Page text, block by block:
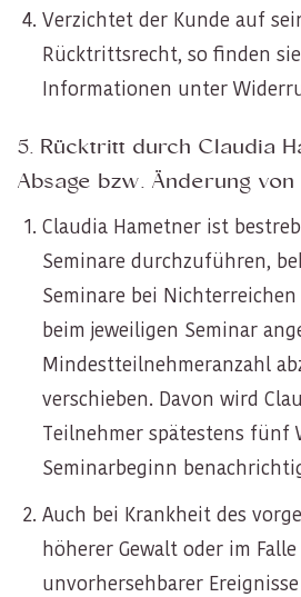
Verzichtet der Kunde auf
Rücktrittsrecht, so finden
Informationen unter
5. Rücktritt durch Claudia
Absage bzw. Änderung
Claudia Hametner ist
Seminare durchzuführen,
Seminare bei
beim jeweiligen Seminar
Mindestteilnehmeranzahl
verschieben. Davon wird
Teilnehmer spätestens fünf
Seminarbeginn
Auch bei Krankheit des
höherer Gewalt oder im
unvorhersehbarer